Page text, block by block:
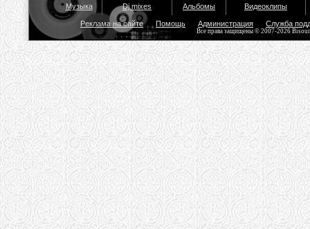
Музыка Dj mixes Альбомы Видеоклипы
Реклама на сайте Помощь Администрация Служба
Все права защищены © 2007-2026